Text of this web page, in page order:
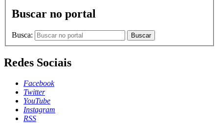
Buscar no portal
Busca: Buscar
Redes Sociais
Facebook
Twitter
YouTube
Instagram
RSS